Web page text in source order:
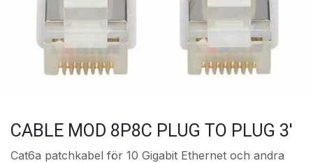
CABLE MOD 8P8C PLUG TO PLUG 3'
Cat6a patchkabel för 10 Gigabit Ethernet och andra